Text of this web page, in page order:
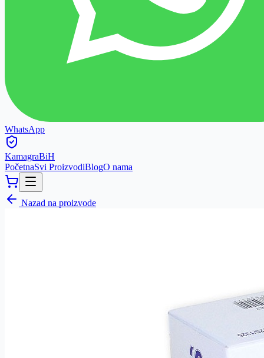
WhatsApp
KamagraBiH
PočetnaSvi ProizvodiBlogO nama
Nazad na proizvode